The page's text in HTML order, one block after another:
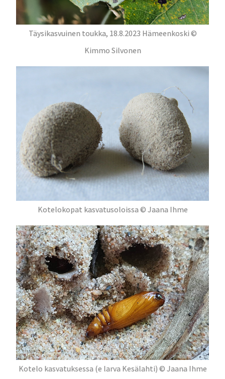
Täysikasvuinen toukka, 18.8.2023 Hämeenkoski ©
Kimmo Silvonen
Kotelokopat kasvatusoloissa © Jaana Ihme
Kotelo kasvatuksessa (e larva Kesälahti) © Jaana Ihme